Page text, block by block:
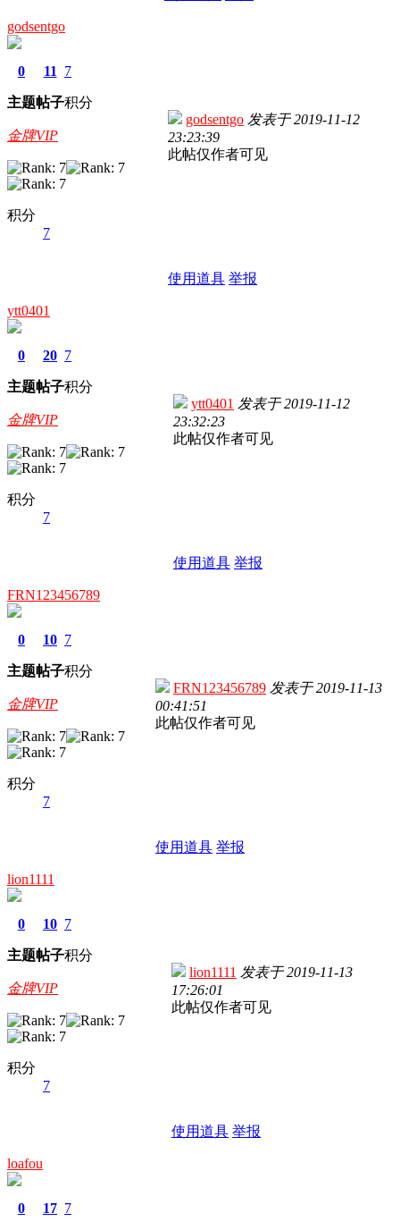
godsentgo
0
主题
11
帖子
7
积分
金牌VIP
积分
7
godsentgo 发表于2019-11-12
23:23:39
此帖仅作者可见
使用道具 举报
ytt0401
0
主题
20
帖子
7
积分
金牌VIP
积分
7
ytt0401 发表于2019-11-12
23:32:23
此帖仅作者可见
使用道具 举报
FRN123456789
0
主题
10
帖子
7
积分
金牌VIP
积分
7
FRN123456789 发表于2019-11-13
00:41:51
此帖仅作者可见
使用道具 举报
lion1111
0
主题
10
帖子
7
积分
金牌VIP
积分
7
lion1111 发表于2019-11-13
17:26:01
此帖仅作者可见
使用道具 举报
loafou
0 17 7